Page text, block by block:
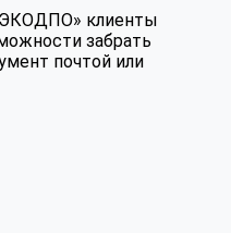
клиенты
забрать
почтой или